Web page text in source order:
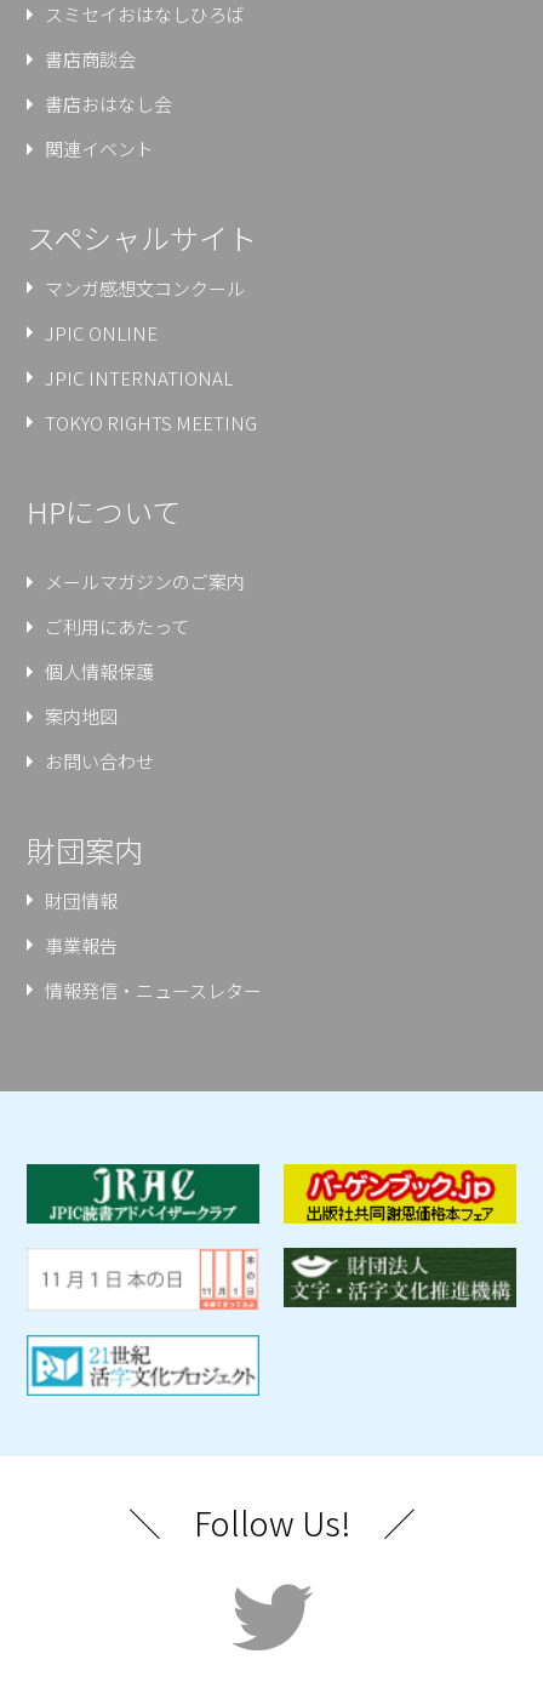
スミセイおはなしひろば
書店商談会
書店おはなし会
関連イベント
スペシャルサイト
マンガ感想文コンクール
JPIC ONLINE
JPIC INTERNATIONAL
TOKYO RIGHTS MEETING
HPについて
メールマガジンのご案内
ご利用にあたって
個人情報保護
案内地図
お問い合わせ
財団案内
財団情報
事業報告
情報発信・ニュースレター
＼ Follow Us! ／